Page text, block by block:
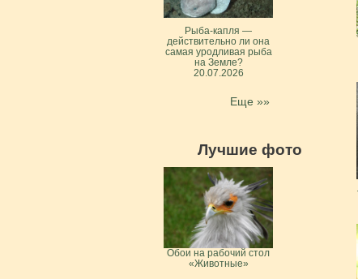
Рыба-капля —
действительно ли она
самая уродливая рыба
на Земле?
20.07.2026
Еще »»
Лучшие фото
Обои на рабочий стол
«Животные»